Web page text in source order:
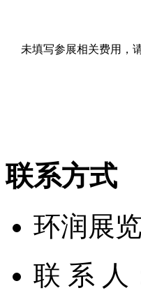
未填写参展相关费用，
联系方式
环润展
联 系 人